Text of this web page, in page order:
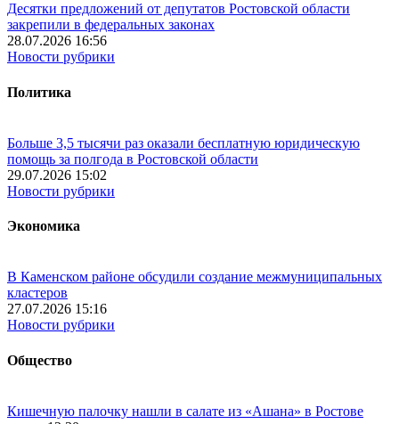
Десятки предложений от депутатов Ростовской области
закрепили в федеральных законах
28.07.2026 16:56
Новости рубрики
Политика
Больше 3,5 тысячи раз оказали бесплатную юридическую
помощь за полгода в Ростовской области
29.07.2026 15:02
Новости рубрики
Экономика
В Каменском районе обсудили создание межмуниципальных
кластеров
27.07.2026 15:16
Новости рубрики
Общество
Кишечную палочку нашли в салате из «Ашана» в Ростове